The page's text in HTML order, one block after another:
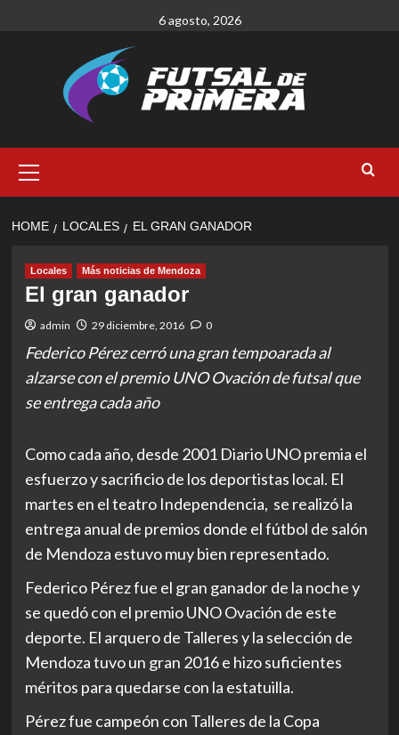
6 agosto, 2026
Menu
HOME LOCALES EL GRAN GANADOR
Locales Más noticias de Mendoza
El gran ganador
admin 29 diciembre, 2016 0
Federico Pérez cerró una gran tempoarada al
alzarse con el premio UNO Ovación de futsal que
se entrega cada año
Como cada año, desde 2001 Diario UNO premia el
esfuerzo y sacrificio de los deportistas local. El
martes en el teatro Independencia, se realizó la
entrega anual de premios donde el fútbol de salón
de Mendoza estuvo muy bien representado.
Federico Pérez fue el gran ganador de la noche y
se quedó con el premio UNO Ovación de este
deporte. El arquero de Talleres y la selección de
Mendoza tuvo un gran 2016 e hizo suficientes
méritos para quedarse con la estatuilla.
Pérez fue campeón con Talleres de la Copa